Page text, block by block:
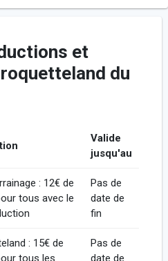
et
du
Valide
jusqu'au
: 12€ de
tous avec le
Pas de
date de
fin
: 15€ de
tous les
Pas de
date de